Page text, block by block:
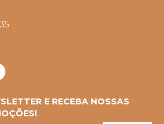
E RECEBA NOSSAS